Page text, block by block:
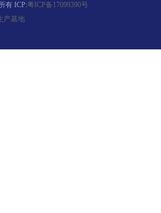
有 ICP:粤ICP备17099390号
产基地